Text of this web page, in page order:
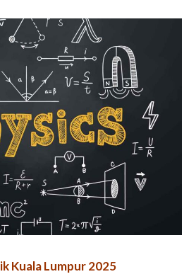
Kuala Lumpur 2025